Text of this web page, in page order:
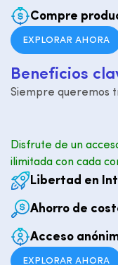
Compre
EXPLORAR AHORA
Beneficios cla
Siempre queremos
Disfrute de un
ilimitada con cada
Libertad en
Ahorro de
Acceso
EXPLORAR AHORA